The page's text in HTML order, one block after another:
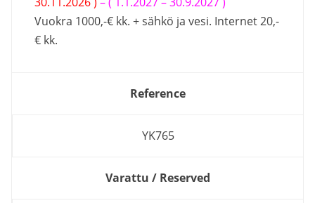
Vuokra 1000,-€ kk. + sähkö ja vesi. Internet 20,-
€ kk.
Reference
YK765
Varattu / Reserved